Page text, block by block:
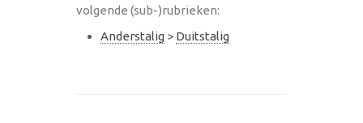
volgende (sub-)rubrieken:
Anderstalig > Duitstalig